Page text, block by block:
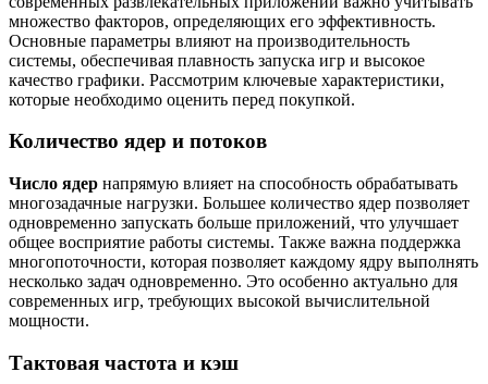
множество факторов, определяющих его эффективность.
Основные параметры влияют на производительность
системы, обеспечивая плавность запуска игр и высокое
качество графики. Рассмотрим ключевые характеристики,
которые необходимо оценить перед покупкой.
Количество ядер и потоков
Число ядер напрямую влияет на способность обрабатывать
многозадачные нагрузки. Большее количество ядер позволяет
одновременно запускать больше приложений, что улучшает
общее восприятие работы системы. Также важна поддержка
многопоточности, которая позволяет каждому ядру выполнять
несколько задач одновременно. Это особенно актуально для
современных игр, требующих высокой вычислительной
мощности.
Тактовая частота и кэш